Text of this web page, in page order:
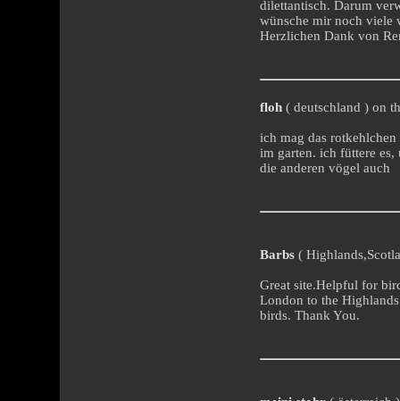
dilettantisch. Darum
wünsche mir noch viele
Herzlichen Dank von
floh ( deutschland ) on
ich mag das
im garten. ich füttere
die anderen vögel auch
Barbs (
Great site.Helpful for
London to the
birds. Thank You.